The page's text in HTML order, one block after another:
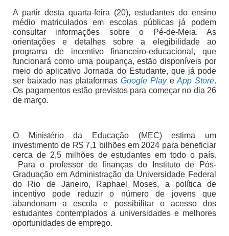
A partir desta quarta-feira (20), estudantes do ensino
médio matriculados em escolas públicas já podem
consultar informações sobre o Pé-de-Meia. As
orientações e detalhes sobre a elegibilidade ao
programa de incentivo financeiro-educacional, que
funcionará como uma poupança, estão disponíveis por
meio do aplicativo Jornada do Estudante, que já pode
ser baixado nas plataformas Google Play eApp Store.
Os pagamentos estão previstos para começar no dia 26
de março.
O Ministério da Educação (MEC) estima um
investimento de R$ 7,1 bilhões em 2024 para beneficiar
cerca de 2,5 milhões de estudantes em todo o país.
Para o professor de finanças do Instituto de Pós-
Graduação em Administração da Universidade Federal
do Rio de Janeiro, Raphael Moses, a política de
incentivo pode reduzir o número de jovens que
abandonam a escola e possibilitar o acesso dos
estudantes contemplados a universidades e melhores
oportunidades de emprego.